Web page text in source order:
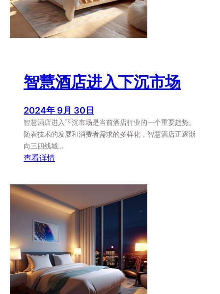
智慧酒店进入下沉市场
2024年 9月 30日
智慧酒店进入下沉市场是当前酒店行业的一个重要趋势。
随着技术的发展和消费者需求的多样化，智慧酒店正逐渐
向三四线城…
查看详情：
店
进
入
下
沉
市
场